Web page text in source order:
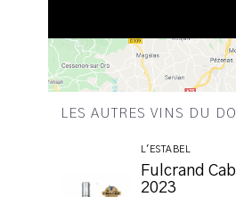
LES AUTRES VINS DU
L'ESTABEL
Fulcrand
2023